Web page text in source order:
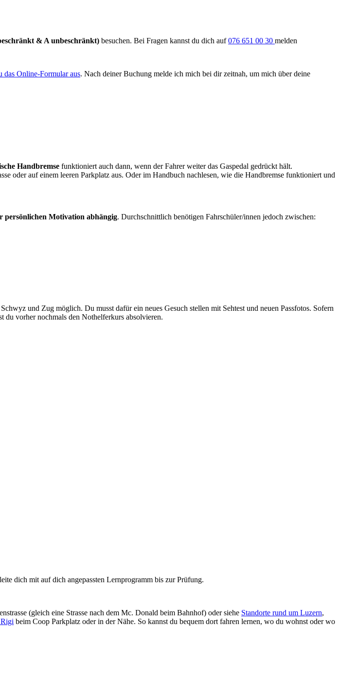
& A unbeschränkt) besuchen. Bei Fragen kannst du dich auf076 651 00 30 melden
das Online-Formular aus. Nach deiner Buchung melde ich mich bei dir zeitnah, um mich über deine
Handbremse funktioniert auch dann, wenn der Fahrer weiter das Gaspedal gedrückt hält.
oder auf einem leeren Parkplatz aus. Oder im Handbuch nachlesen, wie die Handbremse funktioniert und
Motivation abhängig. Durchschnittlich benötigen Fahrschüler/innen jedoch zwischen:
und Zug möglich. Du musst dafür ein neues Gesuch stellen mit Sehtest und neuen Passfotos. Sofern
du vorher nochmals den Nothelferkurs absolvieren.
dich mit auf dich angepassten Lernprogramm bis zur Prüfung.
(gleich eine Strasse nach dem Mc. Donald beim Bahnhof) oder siehe Standorte rund um Luzern,
beim Coop Parkplatz oder in der Nähe. So kannst du bequem dort fahren lernen, wo du wohnst oder wo